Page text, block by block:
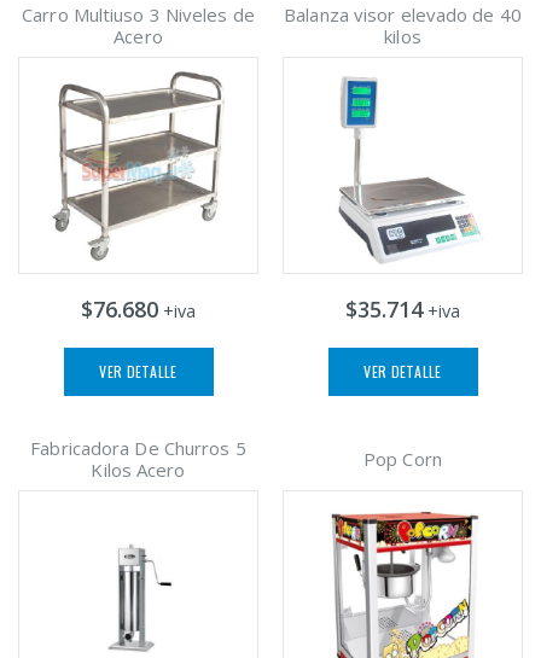
Carro Multiuso 3 Niveles de
Acero
$76.680 +iva
VER DETALLE
Balanza visor elevado de 40
kilos
$35.714+iva
VER DETALLE
Fabricadora De Churros 5
Kilos Acero
Pop Corn